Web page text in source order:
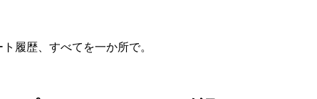
履歴、すべてを一か所で。